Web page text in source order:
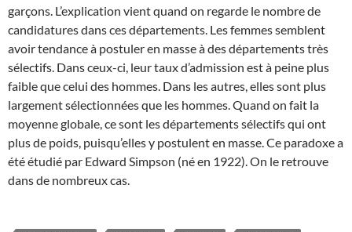
garçons. L’explication vient quand on regarde le nombre de
candidatures dans ces départements. Les femmes semblent
avoir tendance à postuler en masse à des départements très
sélectifs. Dans ceux-ci, leur taux d’admission est à peine plus
faible que celui des hommes. Dans les autres, elles sont plus
largement sélectionnées que les hommes. Quand on fait la
moyenne globale, ce sont les départements sélectifs qui ont
plus de poids, puisqu’elles y postulent en masse. Ce paradoxe a
été étudié par Edward Simpson (né en 1922). On le retrouve
dans de nombreux cas.